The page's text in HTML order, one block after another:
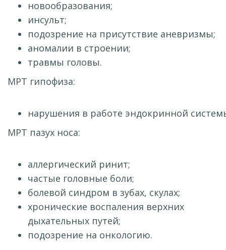
новообразования;
инсульт;
подозрение на присутствие аневризмы;
аномалии в строении;
травмы головы.
МРТ гипофиза:
нарушения в работе эндокринной
МРТ пазух носа:
аллергический ринит;
частые головные боли;
болевой синдром в зубах, скулах;
хронические воспаления верхних
дыхательных путей;
подозрение на онкологию.